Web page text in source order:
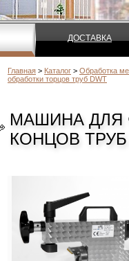
ДОСТАВКА
Главная > Каталог > Обработка
обработки торцов труб DWT
МАШИНА ДЛЯ
КОНЦОВ ТРУБ